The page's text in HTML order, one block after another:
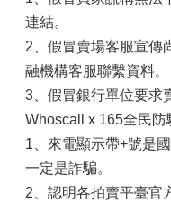
連結。
2、假冒賣場客服宣傳
融機構客服聯繫資料。
3、假冒銀行單位要求
Whoscall x 165全民防
1、來電顯示帶+號是
一定是詐騙。
2、認明各拍賣平臺官